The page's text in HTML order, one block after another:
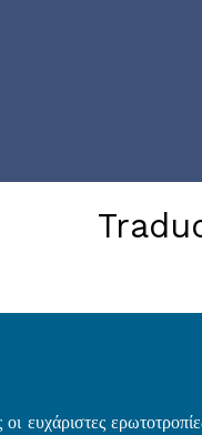
ευχάριστες